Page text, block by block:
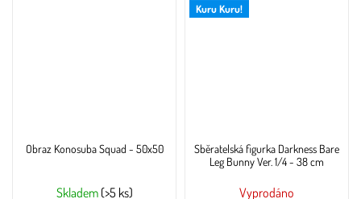
Obraz Konosuba Squad - 50x50
Skladem (>5 ks)
Kuru Kuru!
Sběratelská figurka Darkness Bare
Leg Bunny Ver. 1/4 - 38 cm
Vyprodáno